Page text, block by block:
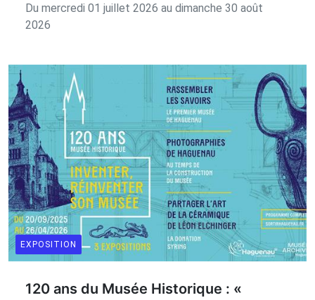
Du mercredi 01 juillet 2026 au dimanche 30 août
2026
EXPOSITION
120 ans du Musée Historique : «